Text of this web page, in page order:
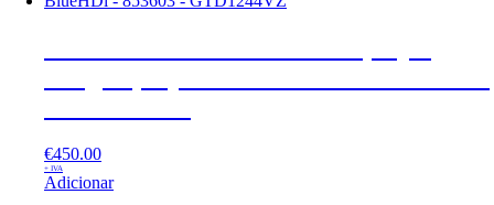
€450.00
+ IVA
Adicionar